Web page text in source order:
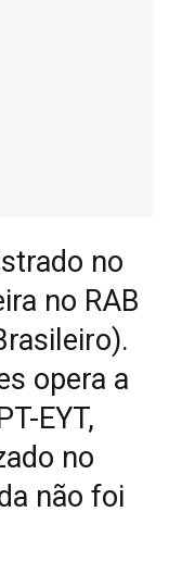
no
no RAB
opera a
EYT,
no
não foi